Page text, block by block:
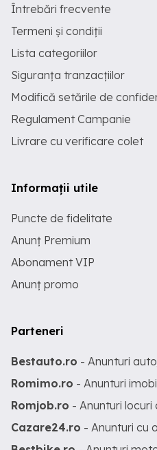
Întrebări frecvente
Termeni și condiții
Lista categoriilor
Siguranța tranzacțiilor
Modifică setările de
Regulament Campanie
Livrare cu verificare colet
Informații utile
Puncte de fidelitate
Anunț Premium
Abonament VIP
Anunț promo
Parteneri
Bestauto.ro - Anunturi
Romimo.ro - Anunturi
Romjob.ro - Anunturi locuri
Cazare24.ro - Anunturi cu